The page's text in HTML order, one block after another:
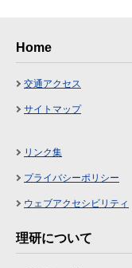
Home
交通アクセス
サイトマップ
リンク集
プライバシーポリシー
ウェブアクセシビリティ
理研について